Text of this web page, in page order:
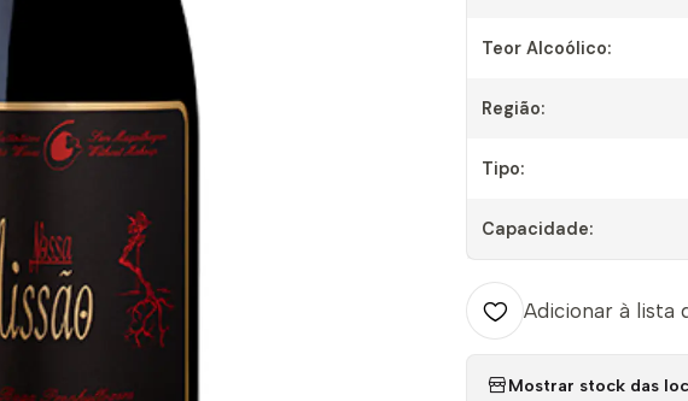
Teor Alcoólico:
Região:
Tipo:
Capacidade:
Adicionar à lista
Mostrar stock das